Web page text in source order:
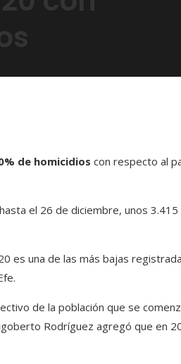
de homicidios con respecto al
el 26 de diciembre, unos 3.415
es una de las más bajas
de la población que se
Rodríguez agregó que en